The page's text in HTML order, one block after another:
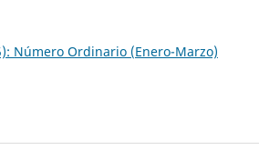
Número Ordinario (Enero-Marzo)